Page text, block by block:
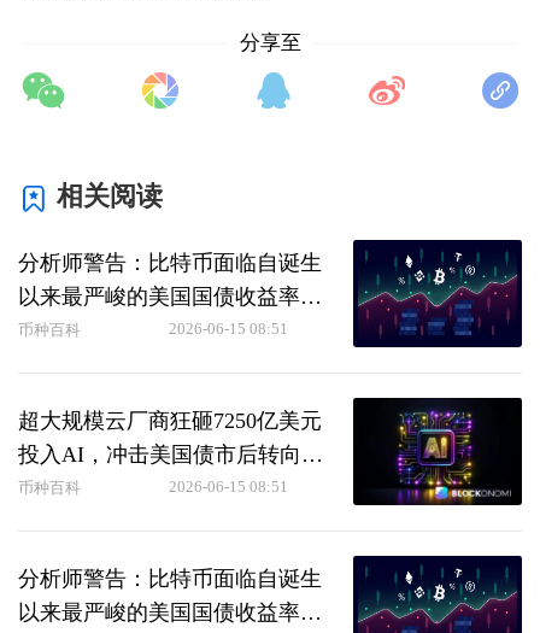
分享至
相关阅读
分析师警告：比特币面临自诞生
以来最严峻的美国国债收益率环
境
币种百科 2026-06-15 08:51
超大规模云厂商狂砸7250亿美元
投入AI，冲击美国债市后转向全
球举债
币种百科 2026-06-15 08:51
分析师警告：比特币面临自诞生
以来最严峻的美国国债收益率环